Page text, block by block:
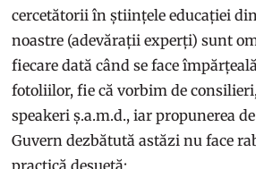
cercetătorii în științele educației
noastre (adevărații experți) sunt
fiecare dată când se face
fotoliilor, fie că vorbim de
speakeri ș.a.m.d., iar propunerea
Guvern dezbătută astăzi nu face
practică desuetă;